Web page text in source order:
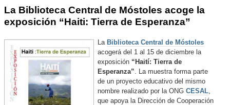
La Biblioteca Central de Móstoles acoge la
exposición “Haiti: Tierra de Esperanza”
La Biblioteca Central de Móstoles
acogerá del 1 al 15 de diciembre la
exposición “Haití: Tierra de
Esperanza”. La muestra forma parte
de un proyecto educativo del mismo
nombre realizado por la ONG CESAL,
que apoya la Dirección de Cooperación